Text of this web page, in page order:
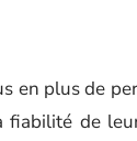
en plus de
fiabilité de